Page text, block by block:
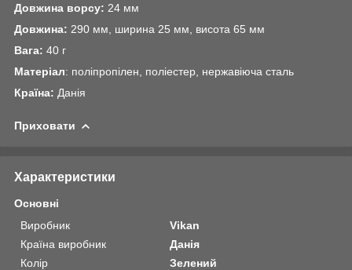
Довжина ворсу: 24 мм
Довжина: 290 мм, ширина 25 мм, висота 65 мм
Вага: 40 г
Матеріал: поліпропілен, поліестер, нержавіюча сталь
Країна: Данія
Приховати
Характеристики
Основні
Виробник
Vikan
Країна виробник
Данія
Колір
Зелений